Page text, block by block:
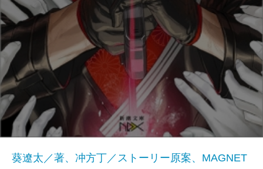
葵遼太／著、冲方丁／ストーリー原案、MAGNET